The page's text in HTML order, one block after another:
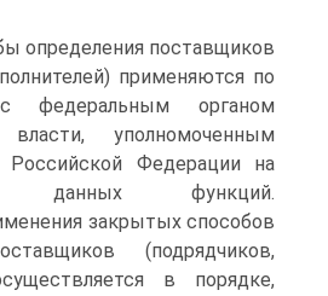
определения поставщиков
применяются по
федеральным органом
власти, уполномоченным
Российской Федерации на
данных функций.
закрытых способов
(подрядчиков,
в порядке,